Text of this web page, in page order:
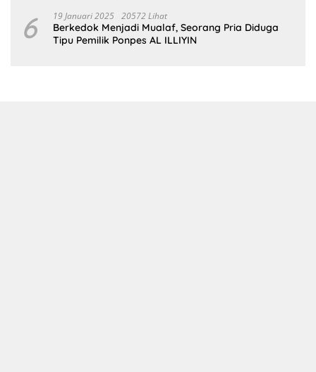
6 19 Januari 2025 20572 Lihat
Berkedok Menjadi Mualaf, Seorang Pria Diduga
Tipu Pemilik Ponpes AL ILLIYIN